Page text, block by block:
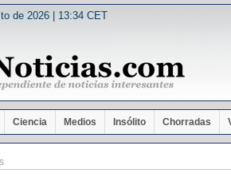
de 2026 | 13:34 CET
Ciencia Medios Insólito Chorradas